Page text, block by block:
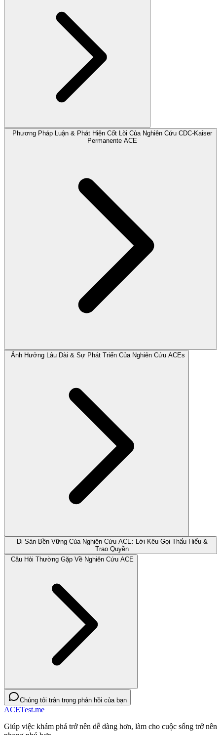
Phương Pháp Luận & Phát Hiện Cốt Lõi Của Nghiên Cứu CDC-Kaiser
Permanente ACE
Ảnh Hưởng Lâu Dài & Sự Phát Triển Của Nghiên Cứu ACEs
Di Sản Bền Vững Của Nghiên Cứu ACE: Lời Kêu Gọi Thấu Hiểu &
Trao Quyền
Câu Hỏi Thường Gặp Về Nghiên Cứu ACE
Chúng tôi trân trọng phản hồi của bạn
ACETest.me
Giúp việc khám phá trở nên dễ dàng hơn, làm cho cuộc sống trở nên